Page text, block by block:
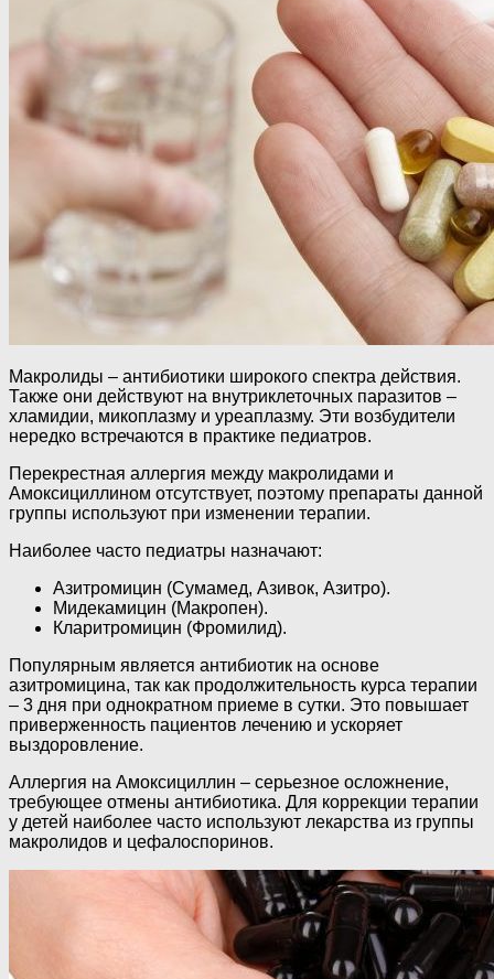
Макролиды – антибиотики широкого спектра действия.
Также они действуют на внутриклеточных паразитов –
хламидии, микоплазму и уреаплазму. Эти возбудители
нередко встречаются в практике педиатров.
Перекрестная аллергия между макролидами и
Амоксициллином отсутствует, поэтому препараты данной
группы используют при изменении терапии.
Наиболее часто педиатры назначают:
Азитромицин (Сумамед, Азивок, Азитро).
Мидекамицин (Макропен).
Кларитромицин (Фромилид).
Популярным является антибиотик на основе
азитромицина, так как продолжительность курса терапии
– 3 дня при однократном приеме в сутки. Это повышает
приверженность пациентов лечению и ускоряет
выздоровление.
Аллергия на Амоксициллин – серьезное осложнение,
требующее отмены антибиотика. Для коррекции терапии
у детей наиболее часто используют лекарства из группы
макролидов и цефалоспоринов.